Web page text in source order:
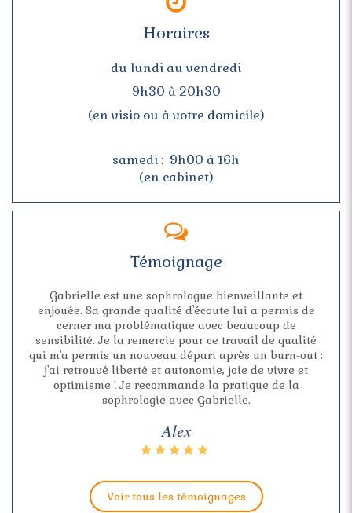
Horaires
du lundi au vendredi
9h30 à 20h30
(en visio ou à votre domicile)
samedi : 9h00 à 16h
(en cabinet)
Témoignage
Gabrielle est une sophrologue bienveillante et
enjouée. Sa grande qualité d'écoute lui a permis de
cerner ma problématique avec beaucoup de
sensibilité. Je la remercie pour ce travail de qualité
qui m'a permis un nouveau départ après un burn-out :
j'ai retrouvé liberté et autonomie, joie de vivre et
optimisme ! Je recommande la pratique de la
sophrologie avec Gabrielle.
Alex
Voir tous les témoignages